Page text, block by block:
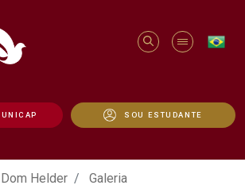
SOU ESTUDANTE
DA DEMOCRACIA
Helder
Galeria